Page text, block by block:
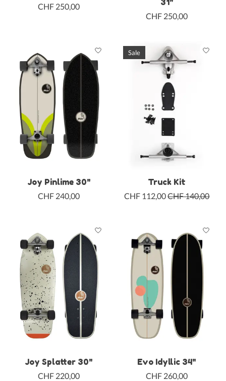
CHF 250,00
CHF 250,00
Joy Pinlime 30"
CHF 240,00
Sale
Truck Kit
CHF 112,00CHF 140,00
Joy Splatter 30"
CHF 220,00
Evo Idyllic 34"
CHF 260,00